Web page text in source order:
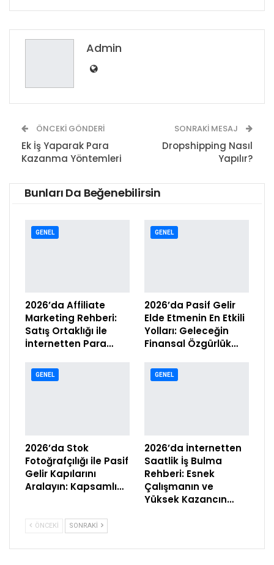
Google+ ReddIt
Admin
ÖNCEKI GÖNDERI
Ek İş Yaparak Para
Kazanma Yöntemleri
SONRAKI MESAJ
Dropshipping Nasıl
Yapılır?
Bunları Da Beğenebilirsin
GENEL
2026’da Affiliate
Marketing Rehberi:
Satış Ortaklığı ile
İnternetten Para…
GENEL
2026’da Pasif Gelir
Elde Etmenin En Etkili
Yolları: Geleceğin
Finansal Özgürlük…
GENEL
2026’da Stok
Fotoğrafçılığı ile Pasif
Gelir Kapılarını
Aralayın: Kapsamlı…
GENEL
2026’da İnternetten
Saatlik İş Bulma
Rehberi: Esnek
Çalışmanın ve
Yüksek Kazancın…
ÖNCEKI SONRAKI